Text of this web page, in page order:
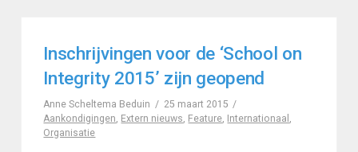
Inschrijvingen voor de ‘School on
Integrity 2015’ zijn geopend
Anne Scheltema Beduin
25 maart 2015
Aankondigingen, Extern nieuws, Feature, Internationaal ,
Organisatie